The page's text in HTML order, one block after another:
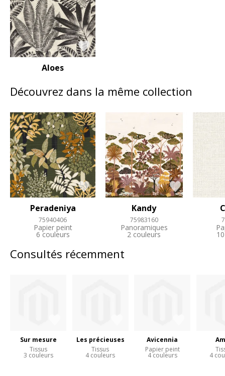
Aloes
Découvrez dans la même collection
Peradeniya
75940406
Papier peint
6 couleurs
Kandy
75983160
Panoramiques
2 couleurs
Consultés récemment
Sur mesure
Tissus
3 couleurs
Les précieuses
Tissus
4 couleurs
Avicennia
Papier peint
4 couleurs 4